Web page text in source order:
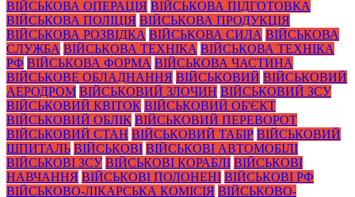
ВІЙСЬКОВА ОПЕРАЦІЯ ВІЙСЬКОВА ПІДГОТОВКА
ВІЙСЬКОВА ПОЛІЦІЯ ВІЙСЬКОВА ПРОДУКЦІЯ
ВІЙСЬКОВА РОЗВІДКА ВІЙСЬКОВА СИЛА ВІЙСЬКОВА
СЛУЖБА ВІЙСЬКОВА ТЕХНІКА ВІЙСЬКОВА ТЕХНІКА
РФ ВІЙСЬКОВА ФОРМА ВІЙСЬКОВА ЧАСТИНА
ВІЙСЬКОВЕ ОБЛАДНАННЯ ВІЙСЬКОВИЙ ВІЙСЬКОВИЙ
АЕРОДРОМ ВІЙСЬКОВИЙ ЗЛОЧИН ВІЙСЬКОВИЙ ЗСУ
ВІЙСЬКОВИЙ КВІТОК ВІЙСЬКОВИЙ ОБ'ЄКТ
ВІЙСЬКОВИЙ ОБЛІК ВІЙСЬКОВИЙ ПЕРЕВОРОТ
ВІЙСЬКОВИЙ СТАН ВІЙСЬКОВИЙ ТАБІР ВІЙСЬКОВИЙ
ШПИТАЛЬ ВІЙСЬКОВІ ВІЙСЬКОВІ АВТОМОБІЛІ
ВІЙСЬКОВІ ЗСУ ВІЙСЬКОВІ КОРАБЛІ ВІЙСЬКОВІ
НАВЧАННЯ ВІЙСЬКОВІ ПОЛОНЕНІ ВІЙСЬКОВІ РФ
ВІЙСЬКОВО-ЛІКАРСЬКА КОМІСІЯ ВІЙСЬКОВО-